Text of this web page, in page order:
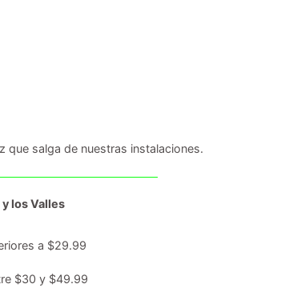
que salga de nuestras instalaciones.
los Valles
a $29.99
$30 y $49.99